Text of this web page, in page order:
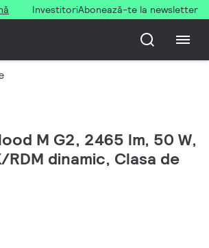
InvestitoriAbonează-te la newsletter
M G2, 2465 lm, 50 W,
RDM dinamic, Clasa de